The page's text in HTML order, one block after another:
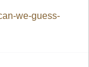
we-guess-